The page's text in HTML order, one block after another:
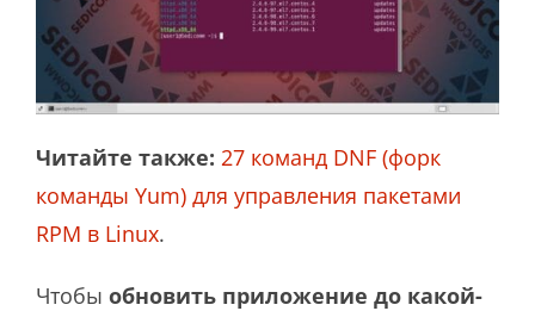
Читайте также: 27 команд DNF (форк
команды Yum) для управления пакетами
RPM в Linux.
Чтобы обновить приложение до какой-